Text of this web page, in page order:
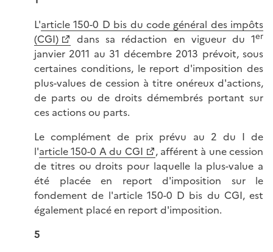
L'article 150-0 D bis du code général des impôts
(CGI)
dans sa rédaction en vigueur du 1er
janvier 2011 au 31 décembre 2013 prévoit, sous
certaines conditions, le report d'imposition des
plus-values de cession à titre onéreux d'actions,
de parts ou de droits démembrés portant sur
ces actions ou parts.
Le complément de prix prévu au 2 du I de
l'article 150-0 A du CGI
, afférent à une cession
de titres ou droits pour laquelle la plus-value a
été placée en report d'imposition sur le
fondement de l'article 150-0 D bis du CGI, est
également placé en report d'imposition.
5